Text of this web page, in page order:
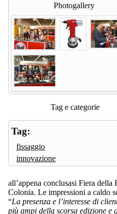
Photogallery
Tag e categorie
Tag:
fissaggio
innovazione
all’appena conclusasi Fiera
Colonia. Le impressioni a caldo
“La presenza e l’interesse di
più ampi della scorsa edizione e